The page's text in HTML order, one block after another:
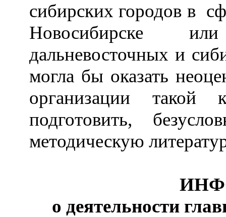
сибирских городов в
Новосибирске
дальневосточных и
могла бы оказать
организации такой
подготовить,
методическую
о деятельности